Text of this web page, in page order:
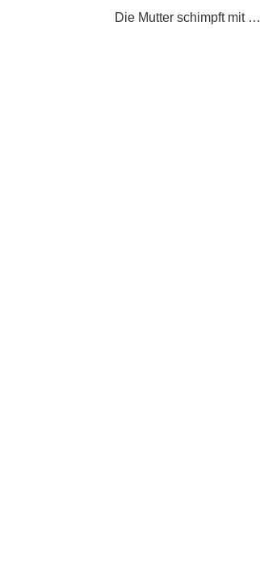
Die Mutter schimpft mit …